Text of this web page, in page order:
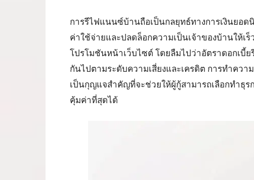
การรีไฟแนนซ์บ้านถือเป็นกลยุทธ์ทางการเงินยอด
ค่าใช้จ่ายและปลดล็อกความเป็นเจ้าของบ้านให้เ
โปรโมชันหน้าเว็บไซต์ โดยลืมไปว่าอัตราดอกเ
กันไปตามระดับความเสี่ยงและเครดิต การทำคว
เป็นกุญแจสำคัญที่จะช่วยให้ผู้กู้สามารถเลือกทำธุ
คุ้มค่าที่สุดได้